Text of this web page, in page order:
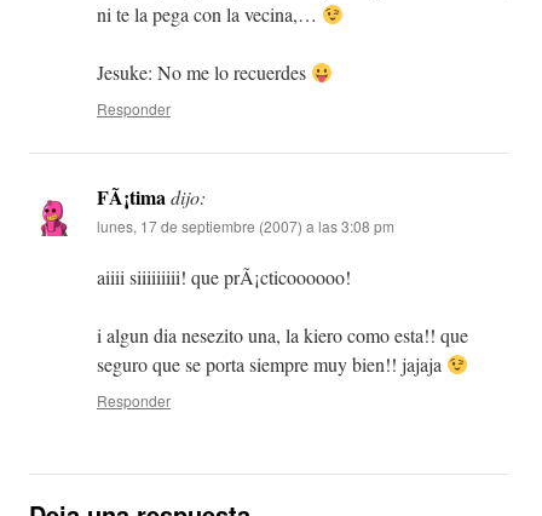
ni te la pega con la vecina,…
Jesuke: No me lo recuerdes
Responder
FÃ¡timadijo:
lunes, 17 de septiembre (2007) a las 3:08 pm
aiiii siiiiiiiii! que prÃ¡cticoooooo!
i algun dia nesezito una, la kiero como esta!! que
seguro que se porta siempre muy bien!! jajaja
Responder